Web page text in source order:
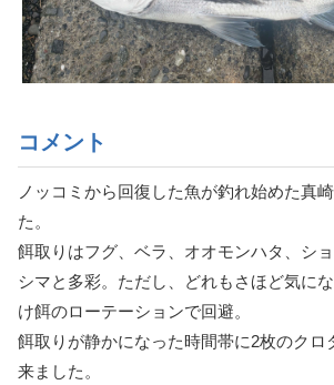
コメント
ノッコミから回復した魚が釣れ始めた真
た。
餌取りはフグ、ベラ、オオモンハタ、シ
シマと多彩。ただし、どれもさほど気に
け餌のローテーションで回避。
餌取りが静かになった時間帯に2枚のクロ
来ました。